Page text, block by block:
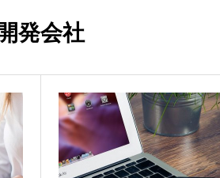
発会社